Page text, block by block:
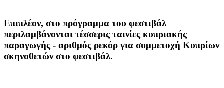
Επιπλέον, στο πρόγραμμα του φεστιβάλ
περιλαμβάνονται τέσσερις ταινίες κυπριακής
παραγωγής - αριθμός ρεκόρ για συμμετοχή Κυπρίων
σκηνοθετών στο φεστιβάλ.